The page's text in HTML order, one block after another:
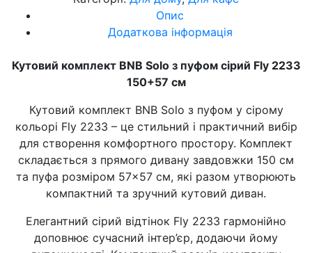
Опис
Додаткова інформація
Кутовий комплект BNB Solo з пуфом сірий Fly 2233
150+57 см
Кутовий комплект BNB Solo з пуфом у сірому
кольорі Fly 2233 – це стильний і практичний вибір
для створення комфортного простору. Комплект
складається з прямого дивану завдовжки 150 см
та пуфа розміром 57×57 см, які разом утворюють
компактний та зручний кутовий диван.
Елегантний сірий відтінок Fly 2233 гармонійно
доповнює сучасний інтер’єр, додаючи йому